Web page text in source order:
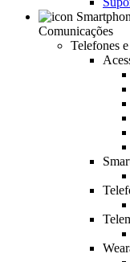
Comunicações
Telefones